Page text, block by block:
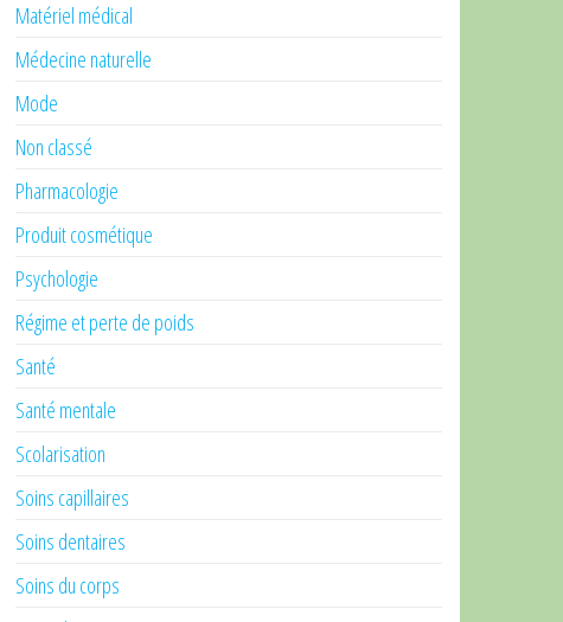
Matériel médical
Médecine naturelle
Mode
Non classé
Pharmacologie
Produit cosmétique
Psychologie
Régime et perte de poids
Santé
Santé mentale
Scolarisation
Soins capillaires
Soins dentaires
Soins du corps